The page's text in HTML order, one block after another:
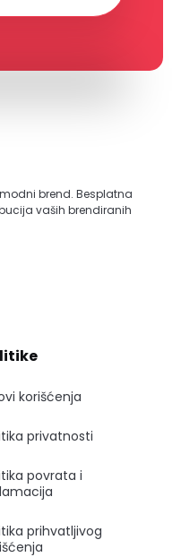
brend. Besplatna
vaših brendiranih
korišćenja
privatnosti
povrata i
prihvatljivog